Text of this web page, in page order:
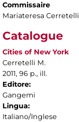
Commissaire
Mariateresa Cerretelli
Catalogue
Cities of New York
Cerretelli M.
2011, 96 p., ill.
Editore:
Gangemi
Lingua:
Italiano/Inglese